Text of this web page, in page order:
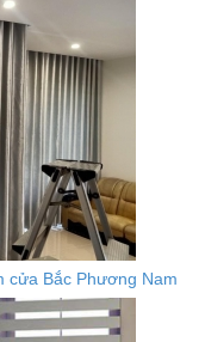
cửa Bắc Phương Nam